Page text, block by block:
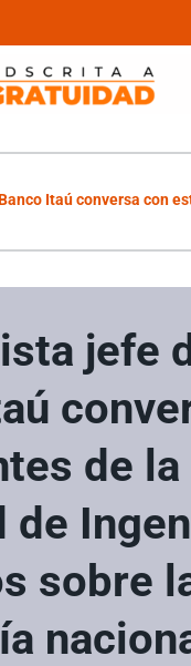
Itaú conversa con
jefe
de la
de
sobre